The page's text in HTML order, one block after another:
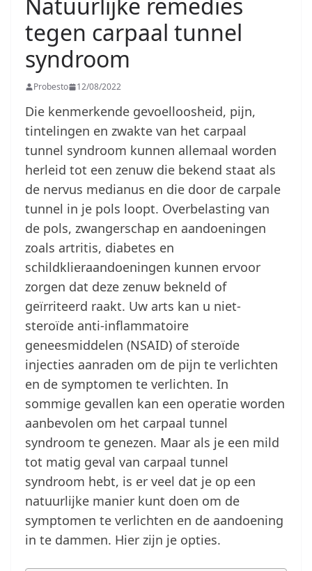
Natuurlijke remedies
tegen carpaal tunnel
syndroom
Probesto 12/08/2022
Die kenmerkende gevoelloosheid, pijn,
tintelingen en zwakte van het carpaal
tunnel syndroom kunnen allemaal worden
herleid tot een zenuw die bekend staat als
de nervus medianus en die door de carpale
tunnel in je pols loopt. Overbelasting van
de pols, zwangerschap en aandoeningen
zoals artritis, diabetes en
schildklieraandoeningen kunnen ervoor
zorgen dat deze zenuw bekneld of
geïrriteerd raakt. Uw arts kan u niet-
steroïde anti-inflammatoire
geneesmiddelen (NSAID) of steroïde
injecties aanraden om de pijn te verlichten
en de symptomen te verlichten. In
sommige gevallen kan een operatie worden
aanbevolen om het carpaal tunnel
syndroom te genezen. Maar als je een mild
tot matig geval van carpaal tunnel
syndroom hebt, is er veel dat je op een
natuurlijke manier kunt doen om de
symptomen te verlichten en de aandoening
in te dammen. Hier zijn je opties.